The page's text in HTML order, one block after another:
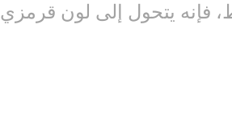
فإنه يتحول إلى لون قرمزي